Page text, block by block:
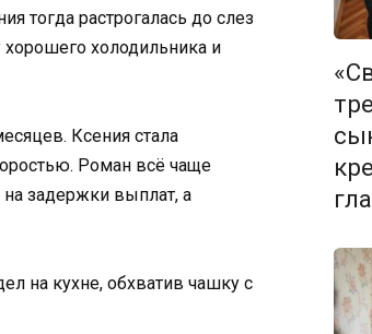
тогда растрогалась до слез
холодильника и
Ксения стала
Роман всё чаще
задержки выплат, а
на кухне, обхватив чашку с